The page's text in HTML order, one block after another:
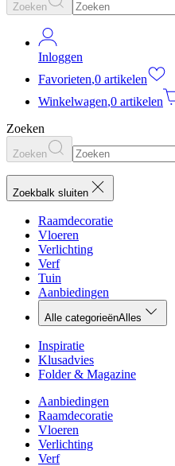
Zoeken
Inloggen
Favorieten,0 artikelen
Winkelwagen,0 artikelen
Zoeken
Zoeken
Zoekbalk sluiten
Raamdecoratie
Vloeren
Verlichting
Verf
Tuin
Aanbiedingen
Alle categorieënAlles
Inspiratie
Klusadvies
Folder & Magazine
Aanbiedingen
Raamdecoratie
Vloeren
Verlichting
Verf